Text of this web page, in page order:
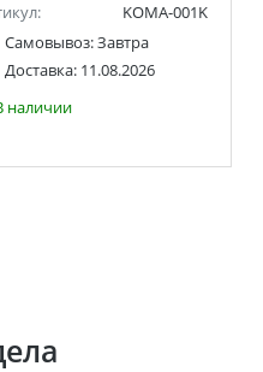
KOMA-001K
Самовывоз:Завтра
Доставка: 11.08.2026
наличии